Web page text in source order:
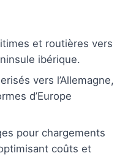
et routières vers
ibérique.
vers l’Allemagne,
d’Europe
pour chargements
coûts et